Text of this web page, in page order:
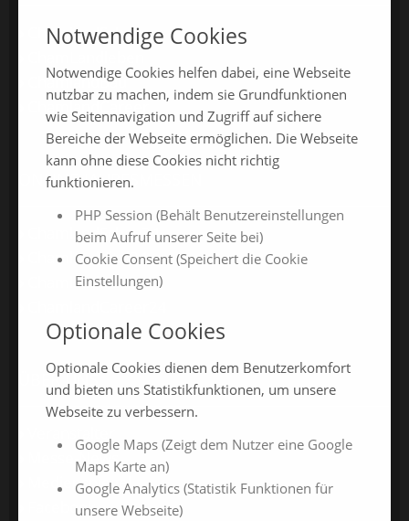
ChamlandSchau
ChamlandBau
ChamlandCareer
ONLINE-JAHRESMESSEN
ChamlandSchau24
ChamlandVital24
ChamlandBau24
ÜBER UNS
Messe-News
Medienspiegel
Facebook
Notwendige Cookies
Notwendige Cookies helfen dabei, eine Webseite
nutzbar zu machen, indem sie Grundfunktionen
wie Seitennavigation und Zugriff auf sichere
Bereiche der Webseite ermöglichen. Die Webseite
kann ohne diese Cookies nicht richtig
funktionieren.
PHP Session (Behält Benutzereinstellungen
beim Aufruf unserer Seite bei)
Cookie Consent (Speichert die Cookie
Einstellungen)
Optionale Cookies
Optionale Cookies dienen dem Benutzerkomfort
und bieten uns Statistikfunktionen, um unsere
Webseite zu verbessern.
Google Maps (Zeigt dem Nutzer eine Google
Maps Karte an)
Google Analytics (Statistik Funktionen für
unsere Webseite)